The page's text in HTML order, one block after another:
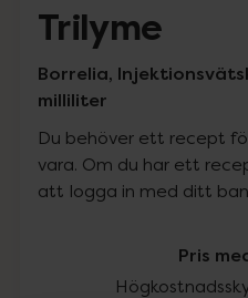
Trilyme
Borrelia,
milliliter
Du behöver ett recept
vara. Om du har ett
att logga in med ditt
Pris